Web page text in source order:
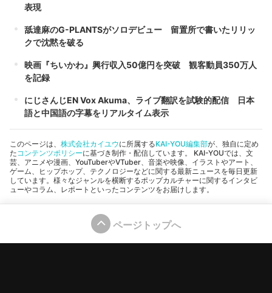
表現
舐達麻のG-PLANTSがソロデビュー 留置所で書いたリリッ
クで沈黙を破る
映画『ちいかわ』興行収入50億円を突破 観客動員350万人
を記録
にじさんじEN Vox Akuma、ライブ翻訳を試験的配信 日本
語と中国語の字幕をリアルタイム表示
このページは、 株式会社カイユウに所属するKAI-YOU編集部が、独自に定め
たコンテンツポリシーに基づき制作・配信しています。 KAI-YOUでは、文
芸、アニメや漫画、YouTuberやVTuber、音楽や映像、イラストやアート、
ゲーム、ヒップホップ、テクノロジーなどに関する最新ニュースを毎日更新
しています。様々なジャンルを横断するポップカルチャーに関するインタビ
ューやコラム、レポートといったコンテンツをお届けします。
ページトップへ